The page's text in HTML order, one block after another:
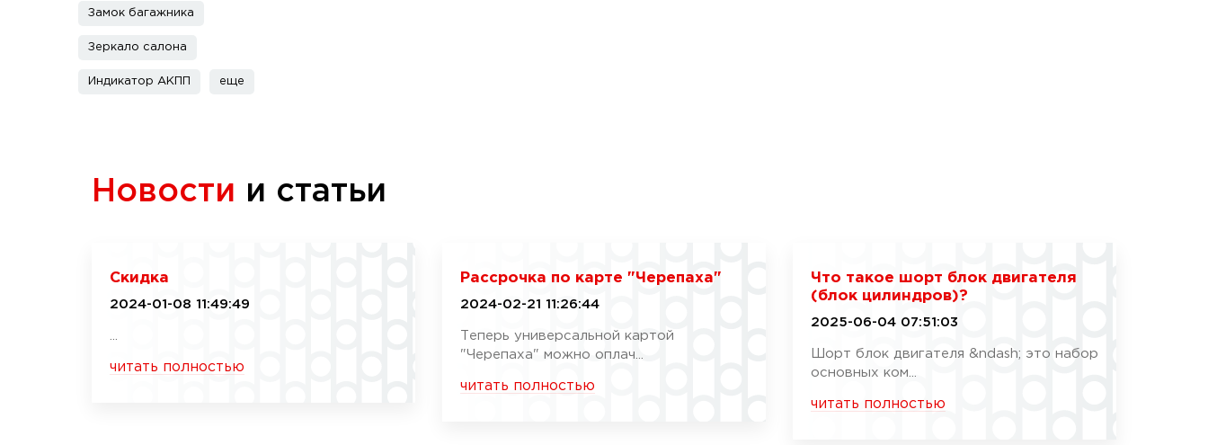
Замок багажника
Зеркало салона
Индикатор АКПП еще
Новости и статьи
Скидка
2024-01-08 11:49:49
читать полностью
Рассрочка по карте "Черепаха"
2024-02-21 11:26:44
Теперь универсальной картой
"Черепаха" можно оплач...
читать полностью
Что такое шорт блок двигателя
(блок цилиндров)?
2025-06-04 07:51:03
Шорт блок двигателя &ndash; это набор
основных ком...
читать полностью